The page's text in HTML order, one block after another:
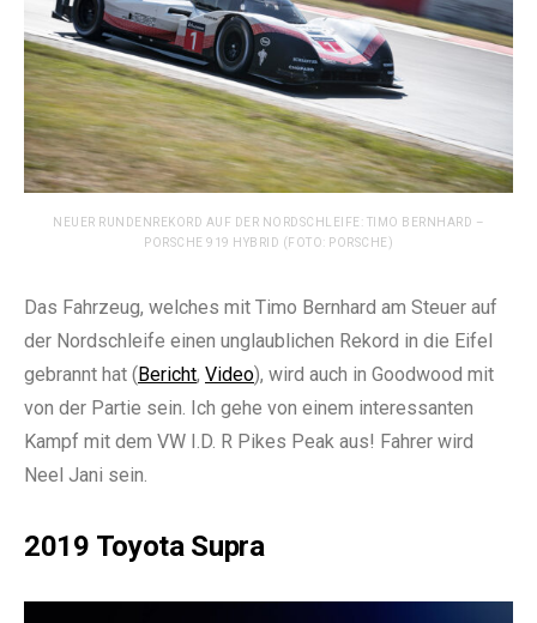
NEUER RUNDENREKORD AUF DER NORDSCHLEIFE: TIMO BERNHARD –
PORSCHE 919 HYBRID (FOTO: PORSCHE)
Das Fahrzeug, welches mit Timo Bernhard am Steuer auf
der Nordschleife einen unglaublichen Rekord in die Eifel
gebrannt hat ( Bericht, Video), wird auch in Goodwood mit
von der Partie sein. Ich gehe von einem interessanten
Kampf mit dem VW I.D. R Pikes Peak aus! Fahrer wird
Neel Jani sein.
2019 Toyota Supra